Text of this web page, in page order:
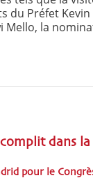
du Préfet
Mello, la
dans
pour le